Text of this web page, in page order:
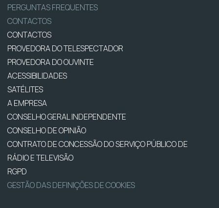
PERGUNTAS FREQUENTES
CONTACTOS
CONTACTOS
PROVEDORA DO TELESPECTADOR
PROVEDORA DO OUVINTE
ACESSIBILIDADES
SATÉLITES
A EMPRESA
CONSELHO GERAL INDEPENDENTE
CONSELHO DE OPINIÃO
CONTRATO DE CONCESSÃO DO SERVIÇO PÚBLICO DE
RÁDIO E TELEVISÃO
RGPD
GESTÃO DAS DEFINIÇÕES DE COOKIES